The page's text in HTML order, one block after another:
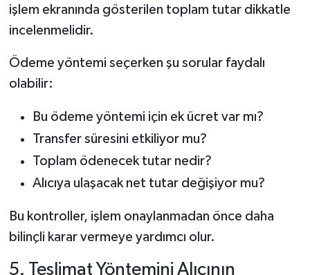
işlem ekranında gösterilen toplam tutar dikkatle
incelenmelidir.
Ödeme yöntemi seçerken şu sorular faydalı
olabilir:
Bu ödeme yöntemi için ek ücret var mı?
Transfer süresini etkiliyor mu?
Toplam ödenecek tutar nedir?
Alıcıya ulaşacak net tutar değişiyor mu?
Bu kontroller, işlem onaylanmadan önce daha
bilinçli karar vermeye yardımcı olur.
5. Teslimat Yöntemini Alıcının